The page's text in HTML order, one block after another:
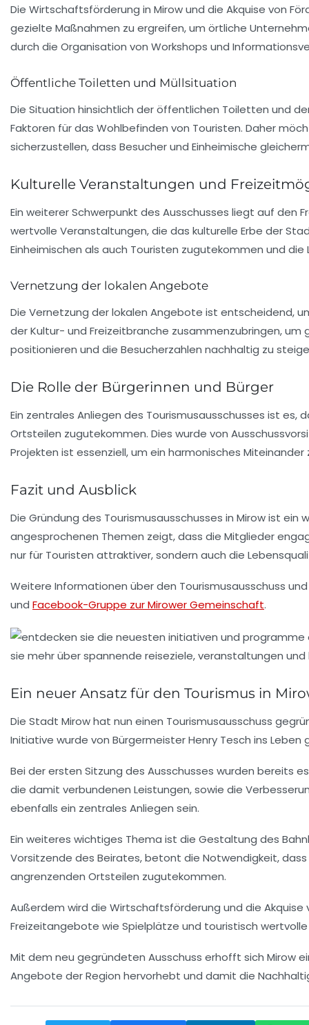
Die Wirtschaftsförderung in Mirow und die Akquise von
gezielte Maßnahmen zu ergreifen, um örtliche
durch die Organisation von Workshops und
Öffentliche Toiletten und Müllsituation
Die Situation hinsichtlich der öffentlichen Toiletten und
Faktoren für das Wohlbefinden von Touristen. Daher
sicherzustellen, dass Besucher und Einheimische
Kulturelle Veranstaltungen und
Ein weiterer Schwerpunkt des Ausschusses liegt auf den
wertvolle Veranstaltungen, die das kulturelle Erbe der
Einheimischen als auch Touristen zugutekommen und
Vernetzung der lokalen Angebote
Die Vernetzung der lokalen Angebote ist entscheidend,
der Kultur- und Freizeitbranche zusammenzubringen,
positionieren und die Besucherzahlen nachhaltig zu
Die Rolle der Bürgerinnen und Bürger
Ein zentrales Anliegen des Tourismusausschusses ist es,
Ortsteilen zugutekommen. Dies wurde von
Projekten ist essenziell, um ein harmonisches
Fazit und Ausblick
Die Gründung des Tourismusausschusses in Mirow ist
angesprochenen Themen zeigt, dass die Mitglieder
nur für Touristen attraktiver, sondern auch die
Weitere Informationen über den Tourismusausschuss
und Facebook-Gruppe zur Mirower Gemeinschaft.
Ein neuer Ansatz für den Tourismus in
Die Stadt Mirow hat nun einen Tourismusausschuss
Initiative wurde von BürgermeisterHenry Tesch ins Leben
Bei der ersten Sitzung des Ausschusses wurden bereits
die damit verbundenen Leistungen, sowie die
ebenfalls ein zentrales Anliegen sein.
Ein weiteres wichtiges Thema ist die Gestaltung des
Vorsitzende des Beirates, betont die Notwendigkeit,
angrenzenden Ortsteilen zugutekommen.
Außerdem wird die Wirtschaftsförderung und die Akquise
Freizeitangebote wie Spielplätze und touristisch
Mit dem neu gegründeten Ausschuss erhofft sich Mirow
Angebote der Region hervorhebt und damit die